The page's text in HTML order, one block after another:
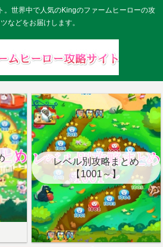
。世界中で人気のKingのファームヒーローの攻
などをお届けします。
レベル別攻略まとめ
【1001～】